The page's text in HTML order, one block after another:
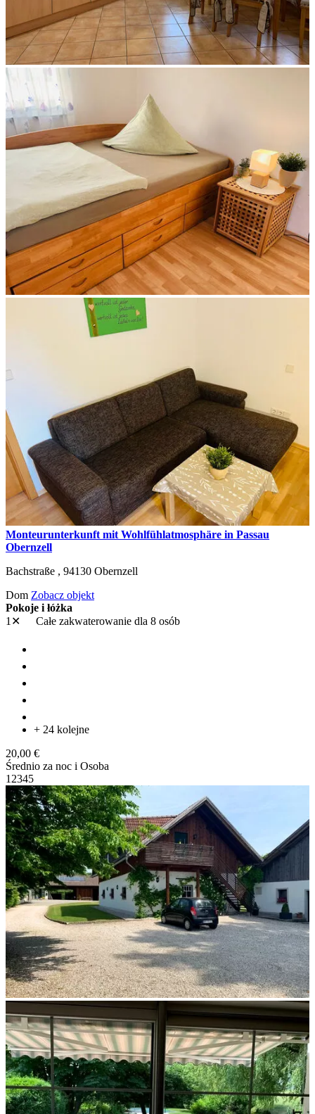
Monteurunterkunft mit Wohlfühlatmosphäre in Passau
Obernzell
Bachstraße , 94130 Obernzell
Dom Zobacz objekt
Pokoje i łóżka
1✕
Całe zakwaterowanie dla 8 osób
+ 24 kolejne
20,00 €
Średnio za noc i Osoba
1 2345